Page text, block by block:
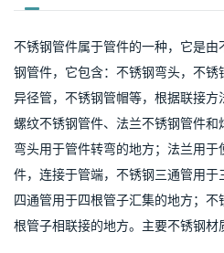
不锈钢管件属于管件的一种，它是
钢管件，它包含：不锈钢弯头，不
异径管，不锈钢管帽等，根据联接方
螺纹不锈钢管件、法兰不锈钢管件
弯头用于管件转弯的地方；法兰用
件，连接于管端，不锈钢三通管用
四通管用于四根管子汇集的地方；
根管子相联接的地方。主要不锈钢